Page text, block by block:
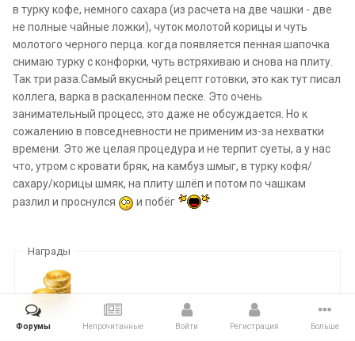
в турку кофе, немного сахара (из расчета на две чашки - две
не полные чайные ложки), чуток молотой корицы и чуть
молотого черного перца. когда появляется пенная шапочка
снимаю турку с конфорки, чуть встряхиваю и снова на плиту.
Так три раза.Самый вкусный рецепт готовки, это как тут писал
коллега, варка в раскаленном песке. Это очень
занимательный процесс, это даже не обсуждается. Но к
сожалению в повседневности не применим из-за нехватки
времени. Это же целая процедура и не терпит суеты, а у нас
что, утром с кровати бряк, на камбуз шмыг, в турку кофя/
сахару/корицы шмяк, на плиту шлёп и потом по чашкам
разлил и проснулся
и побёг
Награды
Форумы Непрочитанные Войти Регистрация Больше